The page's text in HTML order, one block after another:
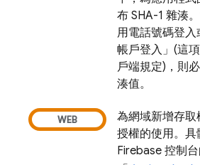
布 SHA-1 雜湊
用電話號碼登
帳戶登入」(這
戶端規定)，則
湊值。
為網域新增存
授權的使用。
Firebase 控制